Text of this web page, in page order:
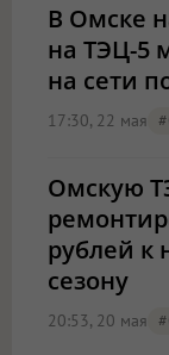
В Омске
на ТЭЦ-5
на сети
17:30, 22 мая
Омскую
рублей к
сезону
20:53, 20 мая